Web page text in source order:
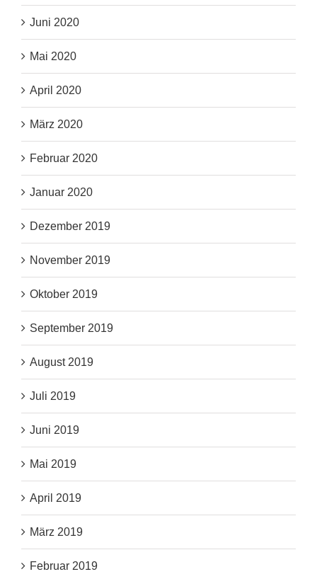
Juni 2020
Mai 2020
April 2020
März 2020
Februar 2020
Januar 2020
Dezember 2019
November 2019
Oktober 2019
September 2019
August 2019
Juli 2019
Juni 2019
Mai 2019
April 2019
März 2019
Februar 2019